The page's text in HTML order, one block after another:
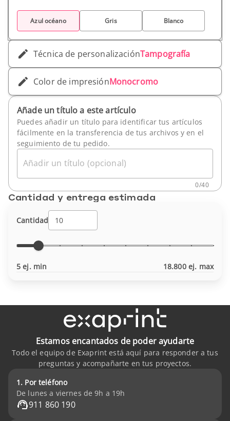
Azul océano Gris Blanco
Técnica de personalizaciónTampografía
Color de impresiónMonocromo
Añade un título a este artículo
Puedes añadir un título para identificar tus artículos
fácilmente en la transferencia de tus archivos y en el
seguimiento de tu pedido.
Añadir un título (opcional)
0/40
Cantidad y entrega estimada
Cantidad
5 ej. min 18.800 ej. max
Estamos encantados de poder ayudarte
Todo el equipo de Exaprint está aquí para responder a tus
preguntas y acompañarte en tus proyectos.
1. Por teléfono
De lunes a viernes de 9h a 19h
911 860 190